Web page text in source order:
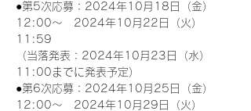
●第5次応募：2024年10月18日（金）
12:00～　2024年10月22日（火）
11:59
（当落発表：2024年10月23日（水）
11:00までに発表予定）
●第6次応募：2024年10月25日（金）
12:00～　2024年10月29日（火）